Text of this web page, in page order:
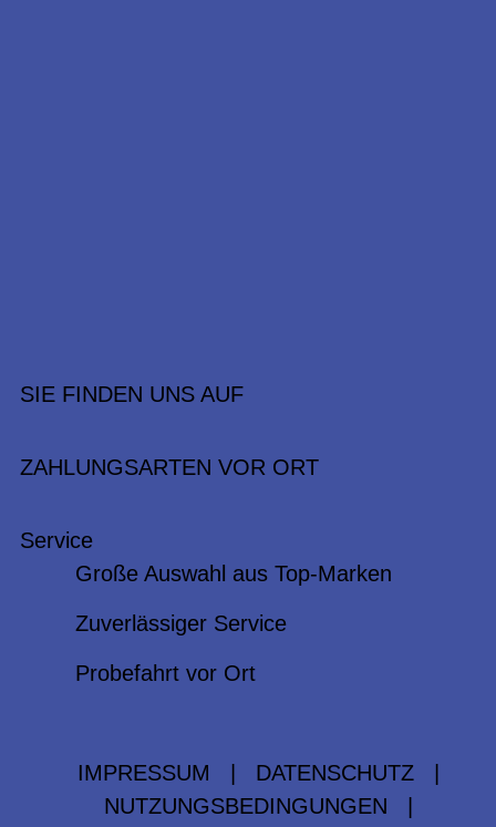
SIE FINDEN UNS AUF
ZAHLUNGSARTEN VOR ORT
Service
Große Auswahl aus Top-Marken
Zuverlässiger Service
Probefahrt vor Ort
IMPRESSUM DATENSCHUTZ
NUTZUNGSBEDINGUNGEN